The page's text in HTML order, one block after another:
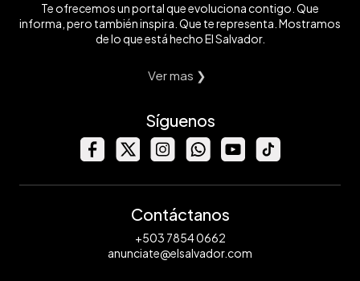
Te ofrecemos un portal que evoluciona contigo. Que
informa, pero también inspira. Que te representa. Mostramos
de lo que está hecho El Salvador.
Ver mas ❯
Síguenos
Contáctanos
+503 7854 0662
anunciate@elsalvador.com